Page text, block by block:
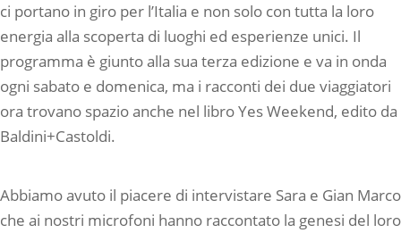
ci portano in giro per l’Italia e non solo con tutta la loro
energia alla scoperta di luoghi ed esperienze unici. Il
programma è giunto alla sua terza edizione e va in onda
ogni sabato e domenica, ma i racconti dei due viaggiatori
ora trovano spazio anche nel libro Yes Weekend, edito da
Baldini+Castoldi.
Abbiamo avuto il piacere di intervistare Sara e Gian Marco
che ai nostri microfoni hanno raccontato la genesi del loro